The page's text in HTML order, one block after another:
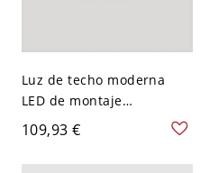
Luz de techo moderna
LED de montaje
empotrado en círculo de
acrílico - Luminaria
elegante con bombillas
109,93 €